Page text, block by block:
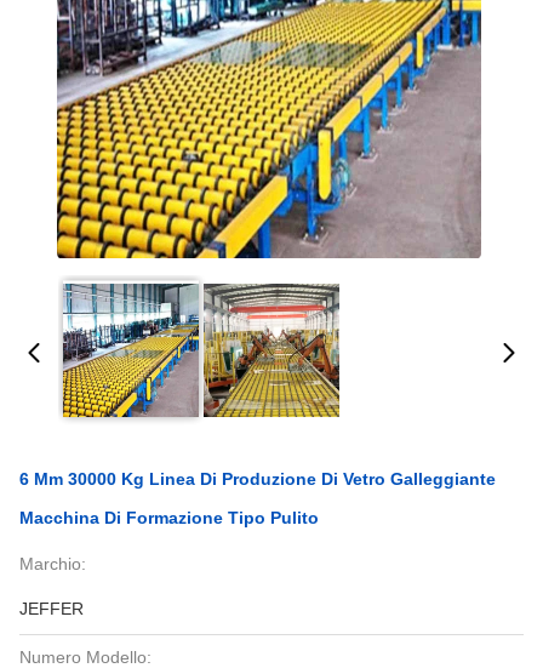
6 Mm 30000 Kg Linea Di Produzione Di Vetro Galleggiante
Macchina Di Formazione Tipo Pulito
Marchio:
JEFFER
Numero Modello: